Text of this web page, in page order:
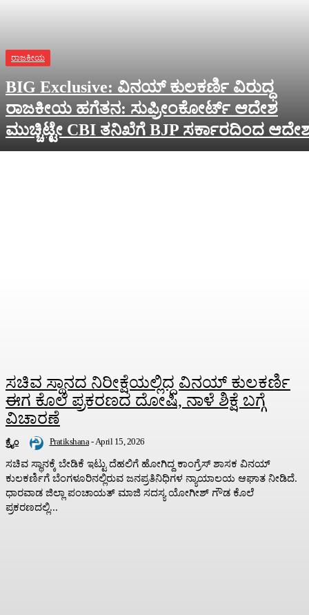
ರಾಜಕೀಯ
BIG Exclusive: ವಿನಯ್‌ ಕುಲಕರ್ಣಿ ವಿರುದ್ಧ
ರಾಜಕೀಯ ಹಗೆತನ: ಸುಪ್ರೀಂಕೋರ್ಟ್‌ ಆದೇಶ
ಮುಚ್ಚಿಟ್ಟೇ CBI ತನಿಖೆಗೆ BJP ಸರ್ಕಾರದಿಂದ
ಸಚಿವ ಸ್ಥಾನದ ನಿರೀಕ್ಷೆಯಲ್ಲಿದ್ದ ವಿನಯ್‌ ಕುಲಕರ್ಣಿ
ಈಗ ಕೊಲೆ ಪ್ರಕರಣದ ದೋಷಿ, ನಾಳೆ ಶಿಕ್ಷೆ ಬಗ್ಗೆ
ವಿಚಾರಣೆ
ಕ್ರೈಂ Pratikshana - April 15, 2026
ಸಚಿವ ಸ್ಥಾನಕ್ಕೆ ಬೇಡಿಕೆ ಇಟ್ಟು ದೆಹಲಿಗೆ ಹೋಗಿದ್ದ ಕಾಂಗ್ರೆಸ್‌ ಶಾಸಕ ವಿನಯ್‌
ಕುಲಕರ್ಣಿಗೆ ಬೆಂಗಳೂರಿನಲ್ಲಿರುವ ಜನಪ್ರತಿನಿಧಿಗಳ ನ್ಯಾಯಾಲಯ ಆಘಾತ ನೀಡಿದೆ.
ಧಾರವಾಡ ಜಿಲ್ಲಾ ಪಂಚಾಯತ್‌ ಮಾಜಿ ಸದಸ್ಯ ಯೋಗೀಶ್‌ ಗೌಡ ಕೊಲೆ
ಪ್ರಕರಣದಲ್ಲಿ...